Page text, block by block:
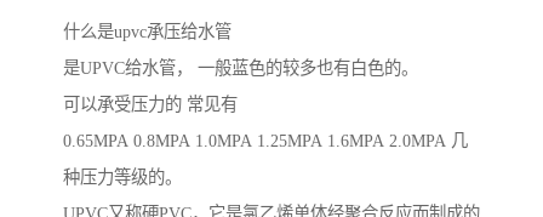
什么是upvc承压给水管
是UPVC给水管， 一般蓝色的较多也有白色的。
可以承受压力的 常见有
0.65MPA 0.8MPA 1.0MPA 1.25MPA 1.6MPA 2.0MPA 几
种压力等级的。